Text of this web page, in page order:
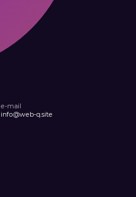
e-mail
info@web-q.site